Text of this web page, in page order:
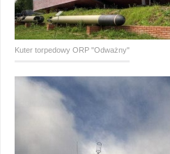
Kuter torpedowy ORP "Odważny"